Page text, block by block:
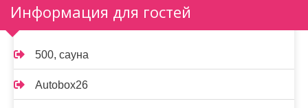
Информация для гостей
500, сауна
Autobox26